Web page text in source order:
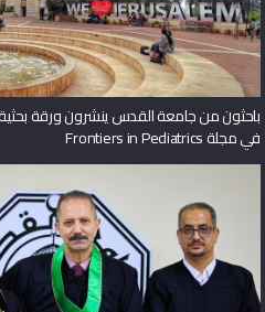
باحثون من جامعة القدس ينشرون ورقة بحثية
في مجلة Frontiers in Pediatrics